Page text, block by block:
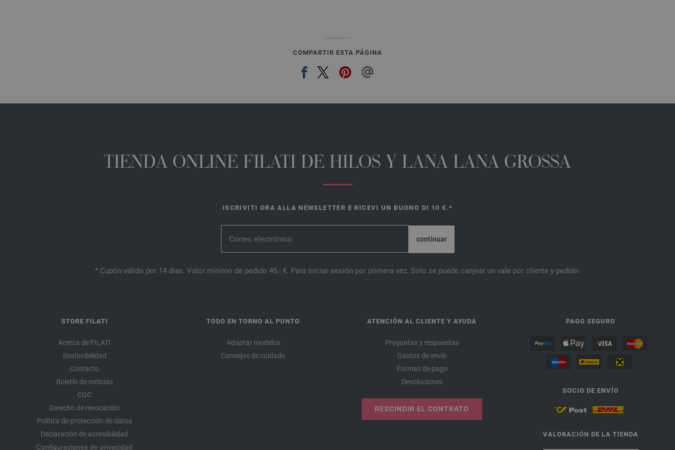
COMPARTIR ESTA PÁGINA
TIENDA ONLINE FILATI DE HILOS Y LANA LANA GROSSA
ISCRIVITI ORA ALLA NEWSLETTER E RICEVI UN BUONO DI 10 €.*
* Cupón válido por 14 días. Valor mínimo de pedido 45,- €. Para iniciar sesión por primera vez. Solo se puede canjear un vale por cliente y pedido.
STORE FILATI
Acerca de FILATI
Sostenibilidad
Contacto
Boletín de noticias
CGC
Derecho de revocación
Política de protección de datos
Declaración de accesibilidad
Configuraciones de privacidad
TODO EN TORNO AL PUNTO
Adaptar modelos
Consejos de cuidado
ATENCIÓN AL CLIENTE Y AYUDA
Preguntas y respuestas
Gastos de envío
Formas de pago
Devoluciones
RESCINDIR EL CONTRATO
PAGO SEGURO
SOCIO DE ENVÍO
VALORACIÓN DE LA TIENDA